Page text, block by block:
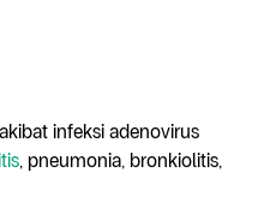
infeksi adenovirus
, pneumonia, bronkiolitis,